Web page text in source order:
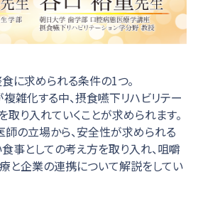
に求められる条件の1つ。
雑化する中、摂食嚥下リハビリテー
取り入れていくことが求められます。
師の立場から、安全性が求められる
事としての考え方を取り入れ、咀嚼
療と企業の連携について解説をしてい